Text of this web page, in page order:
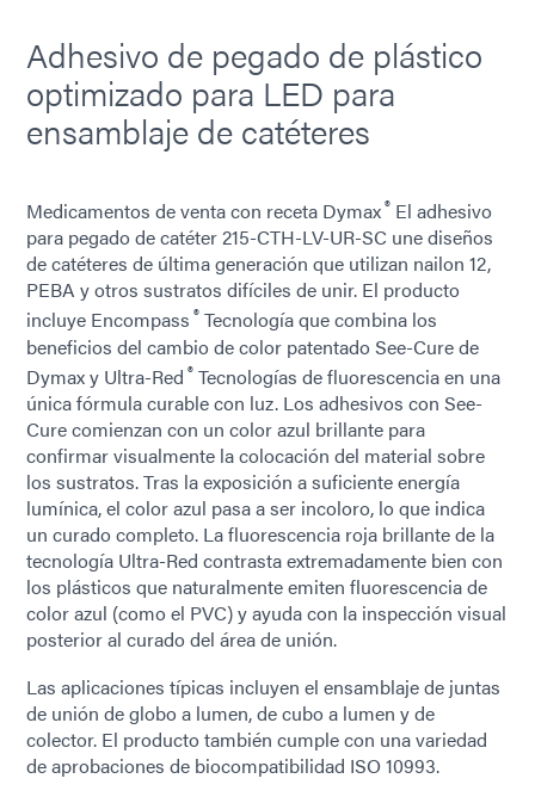
Adhesivo de pegado de plástico
optimizado para LED para
ensamblaje de catéteres
Medicamentos de venta con receta Dymax® El adhesivo
para pegado de catéter 215-CTH-LV-UR-SC une diseños
de catéteres de última generación que utilizan nailon 12,
PEBA y otros sustratos difíciles de unir. El producto
incluye Encompass ® Tecnología que combina los
beneficios del cambio de color patentado See-Cure de
Dymax y Ultra-Red ® Tecnologías de fluorescencia en una
única fórmula curable con luz. Los adhesivos con See-
Cure comienzan con un color azul brillante para
confirmar visualmente la colocación del material sobre
los sustratos. Tras la exposición a suficiente energía
lumínica, el color azul pasa a ser incoloro, lo que indica
un curado completo. La fluorescencia roja brillante de la
tecnología Ultra-Red contrasta extremadamente bien con
los plásticos que naturalmente emiten fluorescencia de
color azul (como el PVC) y ayuda con la inspección visual
posterior al curado del área de unión.
Las aplicaciones típicas incluyen el ensamblaje de juntas
de unión de globo a lumen, de cubo a lumen y de
colector. El producto también cumple con una variedad
de aprobaciones de biocompatibilidad ISO 10993.